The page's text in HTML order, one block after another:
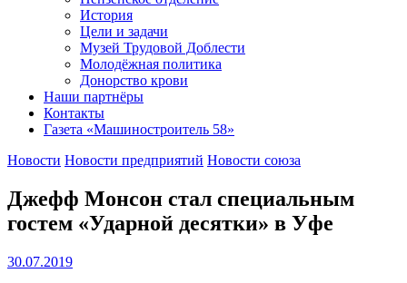
История
Цели и задачи
Музей Трудовой Доблести
Молодёжная политика
Донорство крови
Наши партнёры
Контакты
Газета «Машиностроитель 58»
Новости Новости предприятий Новости союза
Джефф Монсон стал специальным
гостем «Ударной десятки» в Уфе
30.07.2019